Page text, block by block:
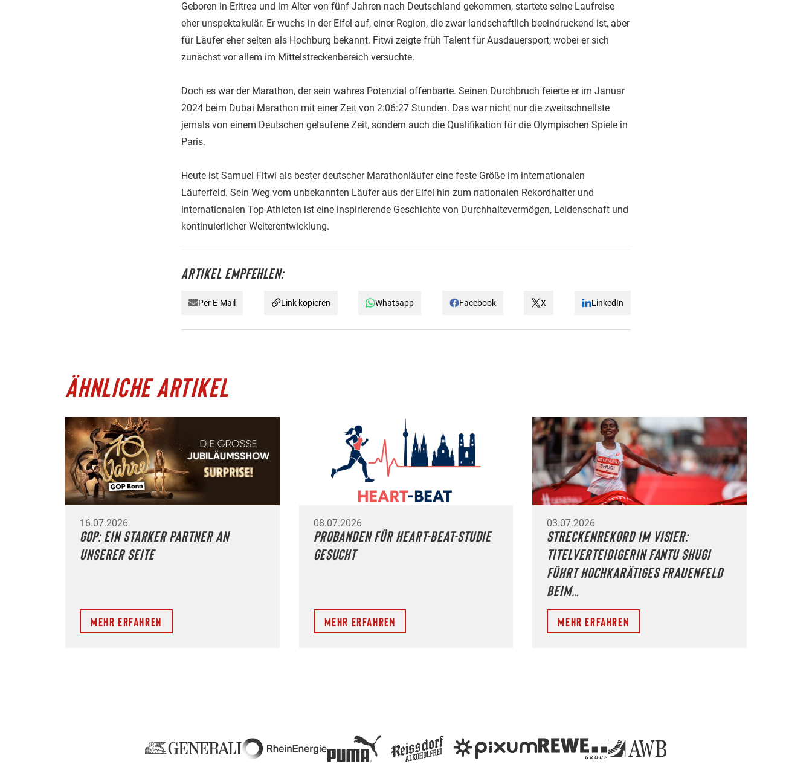
Geboren in Eritrea und im Alter von fünf Jahren nach Deutschland gekommen, startete seine Laufreise
eher unspektakulär. Er wuchs in der Eifel auf, einer Region, die zwar landschaftlich beeindruckend ist, aber
für Läufer eher selten als Hochburg bekannt. Fitwi zeigte früh Talent für Ausdauersport, wobei er sich
zunächst vor allem im Mittelstreckenbereich versuchte.
Doch es war der Marathon, der sein wahres Potenzial offenbarte. Seinen Durchbruch feierte er im Januar
2024 beim Dubai Marathon mit einer Zeit von 2:06:27 Stunden. Das war nicht nur die zweitschnellste
jemals von einem Deutschen gelaufene Zeit, sondern auch die Qualifikation für die Olympischen Spiele in
Paris.
Heute ist Samuel Fitwi als bester deutscher Marathonläufer eine feste Größe im internationalen
Läuferfeld. Sein Weg vom unbekannten Läufer aus der Eifel hin zum nationalen Rekordhalter und
internationalen Top-Athleten ist eine inspirierende Geschichte von Durchhaltevermögen, Leidenschaft und
kontinuierlicher Weiterentwicklung.
ARTIKEL EMPFEHLEN:
Per E-Mail Link kopieren Whatsapp Facebook X LinkedIn
ÄHNLICHE ARTIKEL
16.07.2026
GOP: Ein starker Partner an
unserer Seite
Mehr erfahren
08.07.2026
Probanden für HEART-BEAT-Studie
gesucht
Mehr erfahren
03.07.2026
Streckenrekord im Visier:
Titelverteidigerin Fantu Shugi
führt hochkarätiges Frauenfeld
beim…
Mehr erfahren